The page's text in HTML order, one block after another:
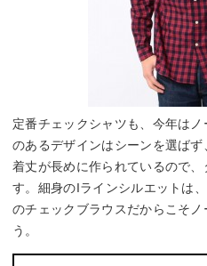
定番チェックシャツも、今年は
のあるデザインはシーンを選ばず
着丈が長めに作られているので
す。細身のIラインシルエットは
のチェックブラウスだからこそ
う。